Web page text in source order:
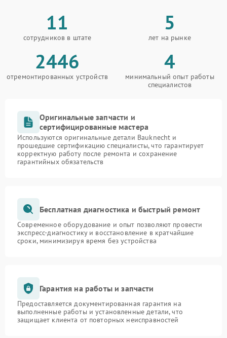
11
сотрудников в штате
5
лет на рынке
2446
отремонтированных устройств
4
минимальный опыт работы
специалистов
Оригинальные запчасти и
сертифицированные мастера
Используются оригинальные детали Bauknecht и
прошедшие сертификацию специалисты, что гарантирует
корректную работу после ремонта и сохранение
гарантийных обязательств
Бесплатная диагностика и быстрый ремонт
Современное оборудование и опыт позволяют провести
экспресс-диагностику и восстановление в кратчайшие
сроки, минимизируя время без устройства
Гарантия на работы и запчасти
Предоставляется документированная гарантия на
выполненные работы и установленные детали, что
защищает клиента от повторных неисправностей